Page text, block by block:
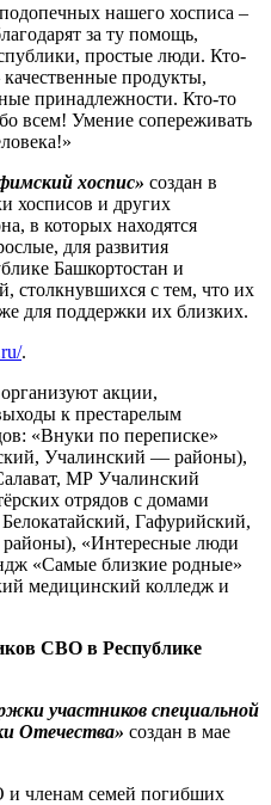
нашего хосписа –
за ту помощь,
простые люди. Кто-
продукты,
принадлежности. Кто-то
всем! Умение сопереживать
хоспис» создан в
хосписов и других
в которых находятся
для развития
Башкортостан и
столкнувшихся с тем, что их
для поддержки их близких.
.
акции,
к престарелым
«Внуки по переписке»
Учалинский — районы),
МР Учалинский
отрядов с домами
Гафурийский,
«Интересные люди
«Самые близкие родные»
медицинский колледж и
СВО в Республике
участников специальной
Отечества» создан в мае
членам семей погибших